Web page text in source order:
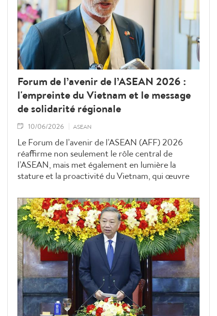
Forum de l’avenir de l’ASEAN 2026 :
l'empreinte du Vietnam et le message
de solidarité régionale
10/06/2026 ASEAN
Le Forum de l’avenir de l’ASEAN (AFF) 2026
réaffirme non seulement le rôle central de
l’ASEAN, mais met également en lumière la
stature et la proactivité du Vietnam, qui œuvre
développement face aux mutations géopolitiques
mondiales.